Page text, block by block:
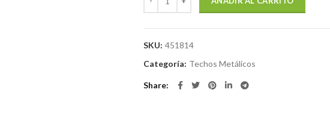
SKU: 451814
Categoría: Techos Metálicos
Share